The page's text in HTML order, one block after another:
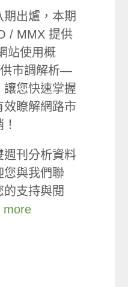
出爐，本期
/ MMX 提供
站使用概
市調解析—
讓您快速掌握
效瞭解網路市
週刊分析資料
您與我們聯
支持與閱
more